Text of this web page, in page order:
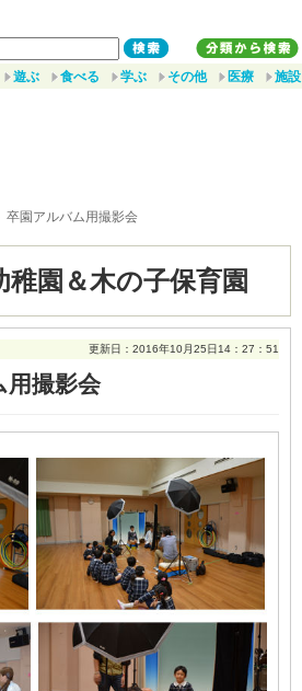
遊ぶ 食べる 学ぶ その他 医療 施設
卒園アルバム用撮影会
園＆木の子保育園
更新日：2016年10月25日14：27：51
撮影会